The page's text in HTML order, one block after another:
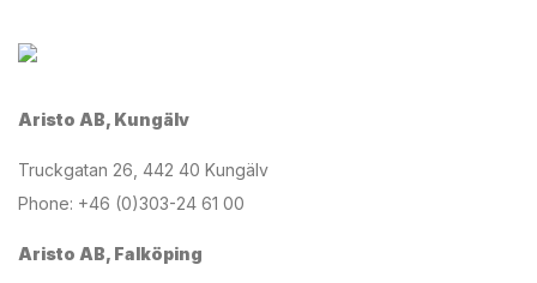
Aristo AB, Kungälv
Truckgatan 26, 442 40 Kungälv
Phone: +46 (0)303-24 61 00
Aristo AB, Falköping